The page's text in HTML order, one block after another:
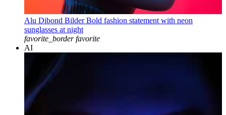
Alu Dibond Bilder Bold fashion statement with neon
sunglasses at night
favorite_border favorite
AI